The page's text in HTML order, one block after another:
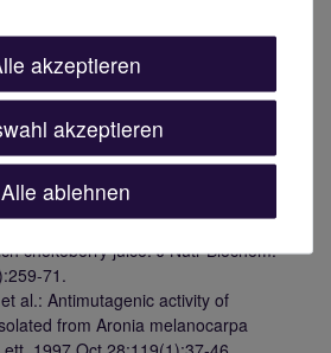
trial. Cancer. 2011 Aug
95.
MJ et al.: Up-regulation of tumor
1 in human colon cancer Caco-2
exposure to dietary levels of
chokeberry juice. J Nutr Biochem.
71.
al.: Antimutagenic activity of
from Aronia melanocarpa
akzeptieren
akzeptieren
Alle ablehnen